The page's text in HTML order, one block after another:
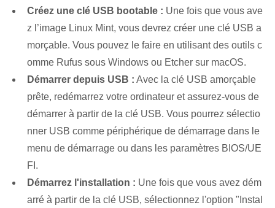
Créez une clé USB bootable : Une fois que vous ave
z l’image Linux Mint, vous devrez créer une clé USB a
morçable. Vous pouvez le faire en utilisant des outils c
omme Rufus sous Windows ou Etcher sur macOS.
Démarrer depuis USB : Avec la clé USB amorçable
prête, redémarrez votre ordinateur et assurez-vous de
démarrer à partir de la clé USB. Vous pourrez sélectio
nner USB comme périphérique de démarrage dans le
menu de démarrage ou dans les paramètres BIOS/UE
FI.
Démarrez l'installation : Une fois que vous avez dém
arré à partir de la clé USB, sélectionnez l'option "Instal